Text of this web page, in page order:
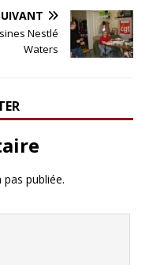
Nestlé
Waters
publiée.